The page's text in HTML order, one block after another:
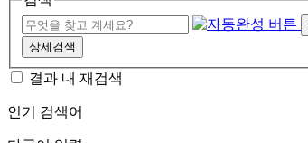
상세검색
결과 내 재검색
인기 검색어